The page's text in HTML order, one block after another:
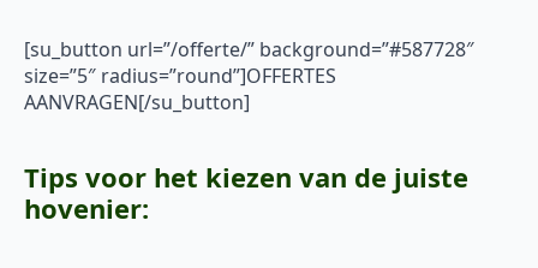
[su_button url=”/offerte/” background=”#587728″
size=”5″ radius=”round”]OFFERTES
AANVRAGEN[/su_button]
Tips voor het kiezen van de juiste
hovenier: